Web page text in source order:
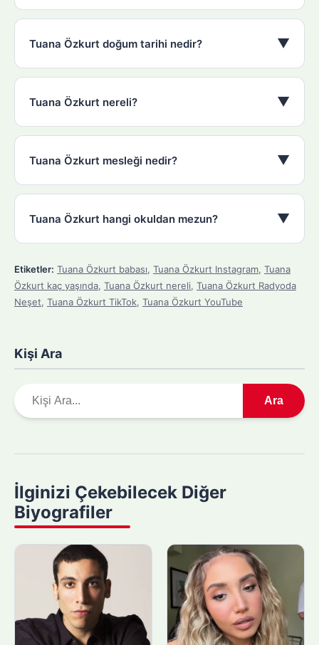
Tuana Özkurt doğum tarihi nedir? ▼
Tuana Özkurt nereli? ▼
Tuana Özkurt mesleği nedir? ▼
Tuana Özkurt hangi okuldan mezun? ▼
Etiketler: Tuana Özkurt babası, Tuana Özkurt Instagram, Tuana
Özkurt kaç yaşında, Tuana Özkurt nereli, Tuana Özkurt Radyoda
Neşet, Tuana Özkurt TikTok, Tuana Özkurt YouTube
Kişi Ara
r
y
a
p
n
Ara
İlginizi Çekebilecek Diğer
Biyografiler